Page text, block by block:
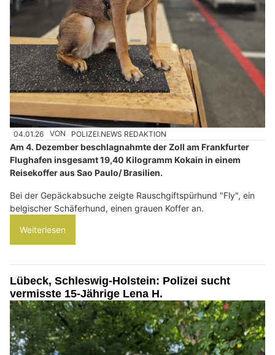
04.01.26 VON POLIZEI.NEWS REDAKTION
Am 4. Dezember beschlagnahmte der Zoll am Frankfurter
Flughafen insgesamt 19,40 Kilogramm Kokain in einem
Reisekoffer aus Sao Paulo/ Brasilien.
Bei der Gepäckabsuche zeigte Rauschgiftspürhund "Fly", ein
belgischer Schäferhund, einen grauen Koffer an.
Weiterlesen
Lübeck, Schleswig-Holstein: Polizei sucht
vermisste 15-Jährige Lena H.